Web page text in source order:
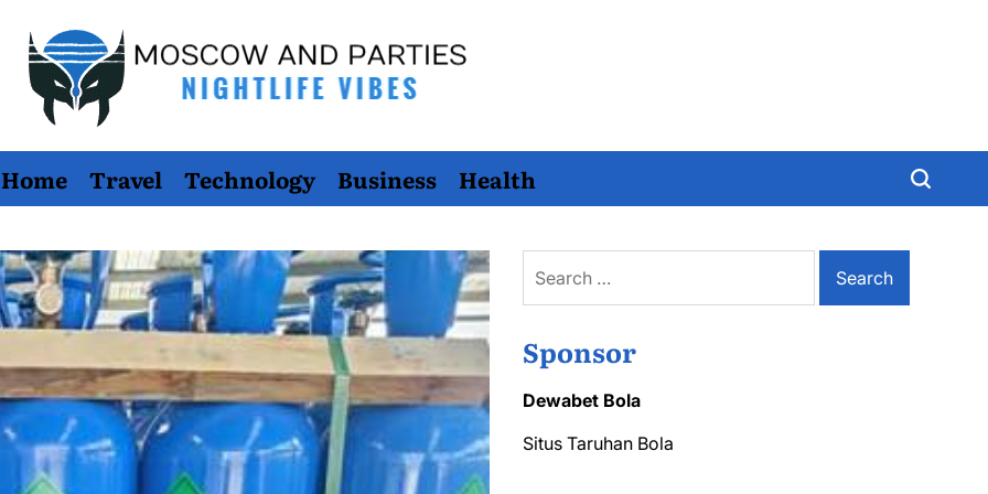
Moscow
And
Home Travel Technology Business Health
for:
Sponsor
Dewabet Bola
Situs Taruhan Bola